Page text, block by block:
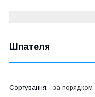
Шпателя